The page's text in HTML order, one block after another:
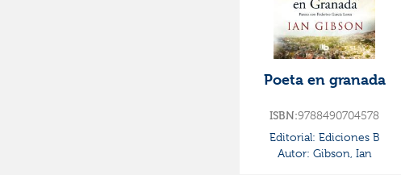
Poeta en granada
ISBN:9788490704578
Editorial: Ediciones B
Autor: Gibson, Ian